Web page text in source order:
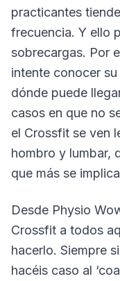
practicantes
frecuencia. Y ello
sobrecargas. Por
intente conocer
dónde puede
casos en que no
el Crossfit se ven
hombro y lumbar,
que más se
Desde Physio
Crossfit a todos
hacerlo. Siempre
hacéis caso al